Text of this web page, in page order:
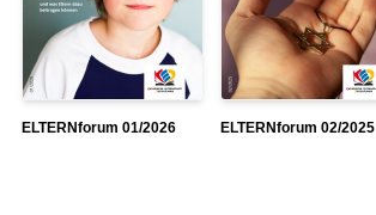
ELTERNforum 01/2026 ELTERNforum 02/2025